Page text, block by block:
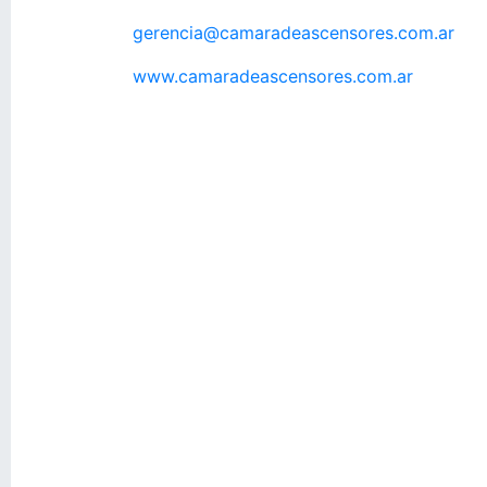
gerencia@camaradeascensores.com.ar
www.camaradeascensores.com.ar